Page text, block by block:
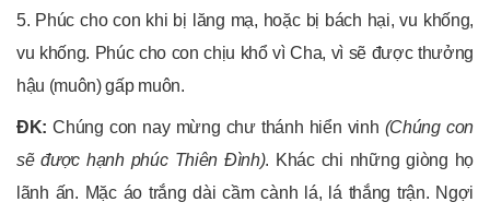
5. Phúc cho con khi bị lăng mạ, hoặc bị bách hại, vu khống,
vu khống. Phúc cho con chịu khổ vì Cha, vì sẽ được thưởng
hậu (muôn) gấp muôn.
ĐK: Chúng con nay mừng chư thánh hiển vinh (Chúng con
sẽ được hạnh phúc Thiên Đình). Khác chi những giòng họ
lãnh ấn. Mặc áo trắng dài cầm cành lá, lá thắng trận. Ngợi